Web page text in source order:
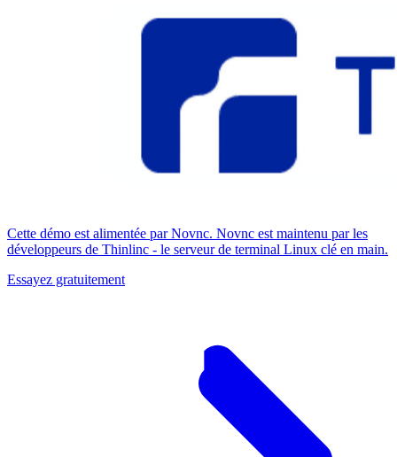
Cette démo est alimentée par Novnc. Novnc est maintenu par les
développeurs de Thinlinc - le serveur de terminal Linux clé en main.
Essayez gratuitement